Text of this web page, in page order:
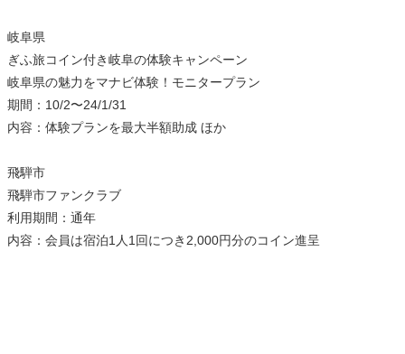
岐阜県
ぎふ旅コイン付き岐阜の体験キャンペーン
岐阜県の魅力をマナビ体験！モニタープラン
期間：10/2〜24/1/31
内容：体験プランを最大半額助成 ほか
飛騨市
飛騨市ファンクラブ
利用期間：通年
内容：会員は宿泊1人1回につき2,000円分のコイン進呈